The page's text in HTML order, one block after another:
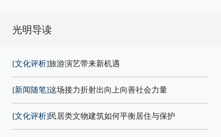
光明导读
[文化评析]旅游演艺带来新机遇
[新闻随笔]这场接力折射出向上向善社会力量
[文化评析]民居类文物建筑如何平衡居住与保护